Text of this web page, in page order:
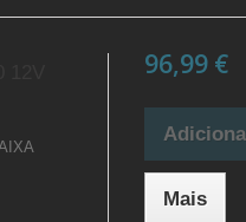
96,99 €
Mais